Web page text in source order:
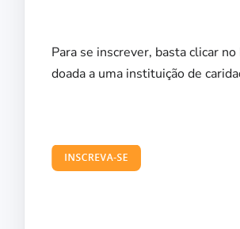
Para se inscrever, basta clicar
doada a uma instituição de